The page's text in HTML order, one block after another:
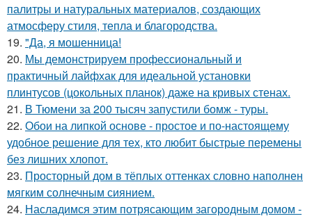
палитры и натуральных материалов, создающих
атмосферу стиля, тепла и благородства.
19. "Да, я мошенница!
20. Мы демонстрируем профессиональный и
практичный лайфхак для идеальной установки
плинтусов (цокольных планок) даже на кривых стенах.
21. В Тюмени за 200 тысяч запустили бомж - туры.
22. Обои на липкой основе - простое и по-настоящему
удобное решение для тех, кто любит быстрые перемены
без лишних хлопот.
23. Просторный дом в тёплых оттенках словно наполнен
мягким солнечным сиянием.
24. Насладимся этим потрясающим загородным домом -